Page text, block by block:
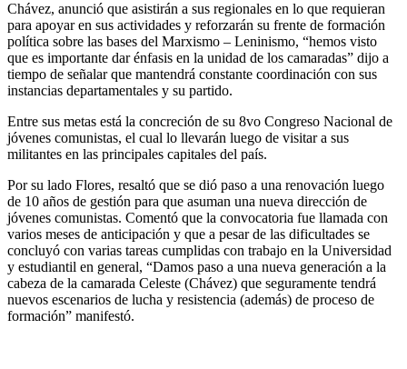
Chávez, anunció que asistirán a sus regionales en lo que requieran
para apoyar en sus actividades y reforzarán su frente de formación
política sobre las bases del Marxismo – Leninismo, “hemos visto
que es importante dar énfasis en la unidad de los camaradas” dijo a
tiempo de señalar que mantendrá constante coordinación con sus
instancias departamentales y su partido.
Entre sus metas está la concreción de su 8vo Congreso Nacional de
jóvenes comunistas, el cual lo llevarán luego de visitar a sus
militantes en las principales capitales del país.
Por su lado Flores, resaltó que se dió paso a una renovación luego
de 10 años de gestión para que asuman una nueva dirección de
jóvenes comunistas. Comentó que la convocatoria fue llamada con
varios meses de anticipación y que a pesar de las dificultades se
concluyó con varias tareas cumplidas con trabajo en la Universidad
y estudiantil en general, “Damos paso a una nueva generación a la
cabeza de la camarada Celeste (Chávez) que seguramente tendrá
nuevos escenarios de lucha y resistencia (además) de proceso de
formación” manifestó.